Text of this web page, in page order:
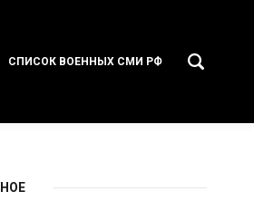
СПИСОК ВОЕННЫХ СМИ РФ